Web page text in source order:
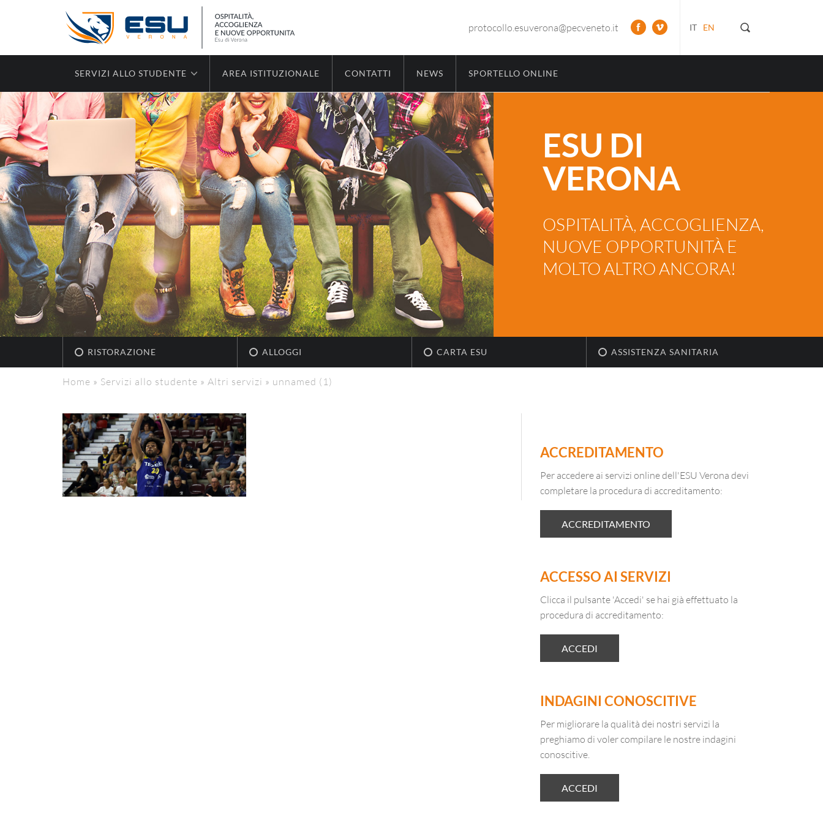
IT EN
protocollo.esuverona@pecveneto.it
SERVIZI ALLO STUDENTE AREA ISTITUZIONALE CONTATTI NEWS SPORTELLO ONLINE
ESU DI
VERONA
OSPITALITÀ, ACCOGLIENZA,
NUOVE OPPORTUNITÀ E
MOLTO ALTRO ANCORA!
RISTORAZIONE ALLOGGI CARTA ESU ASSISTENZA SANITARIA
Home » Servizi allo studente » Altri servizi » unnamed (1)
ACCREDITAMENTO
Per accedere ai servizi online dell'ESU Verona devi
completare la procedura di accreditamento:
ACCREDITAMENTO
ACCESSO AI SERVIZI
Clicca il pulsante 'Accedi' se hai già effettuato la
procedura di accreditamento:
ACCEDI
INDAGINI CONOSCITIVE
Per migliorare la qualità dei nostri servizi la
preghiamo di voler compilare le nostre indagini
conoscitive.
ACCEDI